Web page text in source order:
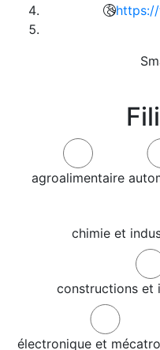
agroalimentaire
chimie et
constructions et
électronique et